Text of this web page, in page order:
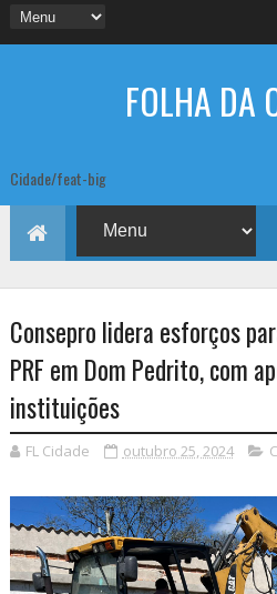
FOLHA DA
Cidade/feat-big
Consepro lidera esforços
PRF em Dom Pedrito, com
instituições
FL Cidade outubro 25, 2024